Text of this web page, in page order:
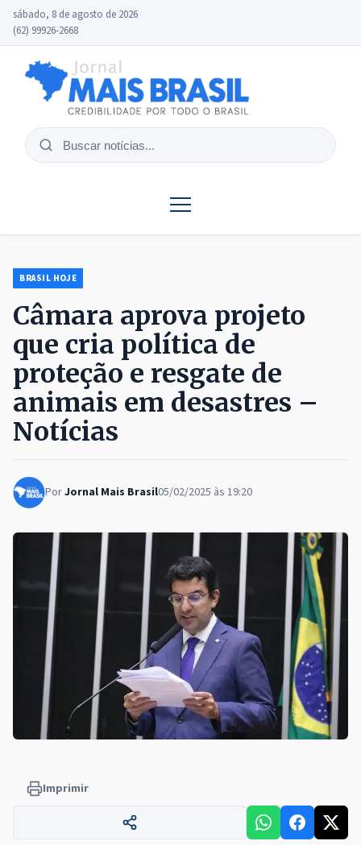
sábado, 8 de agosto de 2026
(62) 99926-2668
Buscar
BRASIL HOJE
Câmara aprova projeto
que cria política de
proteção e resgate de
animais em desastres –
Notícias
PorJornal Mais Brasil05/02/2025 às 19:20
Imprimir